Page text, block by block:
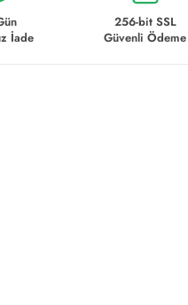
İade
256-bit SSL
Güvenli Ödeme